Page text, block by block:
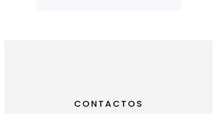
CONTACTOS